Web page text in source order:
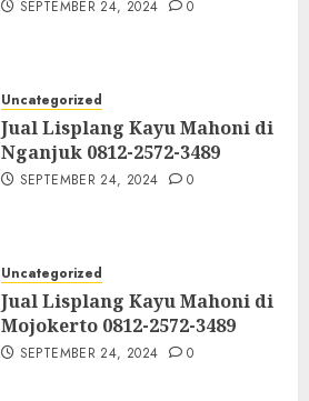
SEPTEMBER 24, 2024 0
Uncategorized
Jual Lisplang Kayu Mahoni di
Nganjuk 0812-2572-3489
SEPTEMBER 24, 2024 0
Uncategorized
Jual Lisplang Kayu Mahoni di
Mojokerto 0812-2572-3489
SEPTEMBER 24, 2024 0